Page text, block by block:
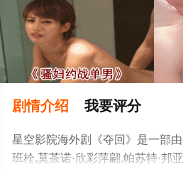
剧情介绍 我要评分
星空影院海外剧《夺回》是一部
班栓,莫茶诺·欣彩萍翩,帕苏特·邦